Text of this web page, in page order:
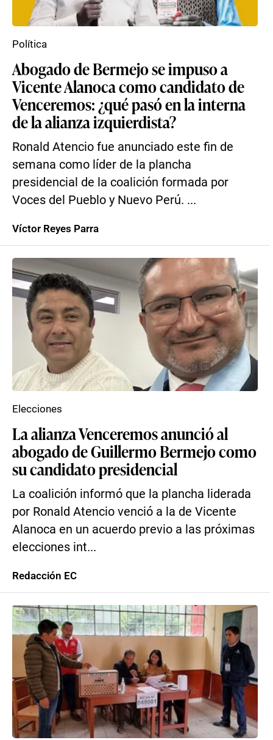
Abogado de Bermejo se impuso a
Vicente Alanoca como candidato de
Venceremos: ¿qué pasó en la interna
de la alianza izquierdista?
Ronald Atencio fue anunciado este fin de
semana como líder de la plancha
presidencial de la coalición formada por
Voces del Pueblo y Nuevo Perú. ...
Política
Víctor Reyes Parra
La alianza Venceremos anunció al
abogado de Guillermo Bermejo como
su candidato presidencial
La coalición informó que la plancha liderada
por Ronald Atencio venció a la de Vicente
Alanoca en un acuerdo previo a las próximas
elecciones int...
Elecciones
Redacción EC